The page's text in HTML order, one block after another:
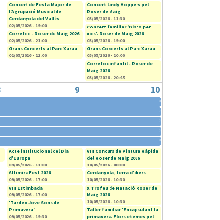
Concert de Festa Major de
l'Agrupació Musical de
Cerdanyola del Vallès
02/05/2026 - 19:00
Correfoc - Roser de Maig 2026
02/05/2026 - 21:00
Grans Concerts al Parc Xarau
02/05/2026 - 22:00
Concert Lindy Hoppers pel
Roser de Maig
03/05/2026 - 11:30
Concert familiar 'Disco per
xics'. Roser de Maig 2026
03/05/2026 - 19:00
Grans Concerts al Parc Xarau
03/05/2026 - 20:00
Correfoc infantil - Roser de
Maig 2026
03/05/2026 - 20:45
9 10
»
»
»
»
»
Acte institucional del Dia
d'Europa
09/05/2026 - 11:00
Altimira Fest 2026
09/05/2026 - 17:00
VIII Estimbada
09/05/2026 - 17:00
'Tardeo Jove Sons de
Primavera'
09/05/2026 - 19:30
VIII Concurs de Pintura Ràpida
del Roser de Maig 2026
10/05/2026 - 08:00
Cerdanyola, terra d'ibers
10/05/2026 - 10:30
X Trofeu de Natació Roser de
Maig 2026
10/05/2026 - 10:30
Taller familiar 'Encapsulant la
primavera. Flors eternes pel